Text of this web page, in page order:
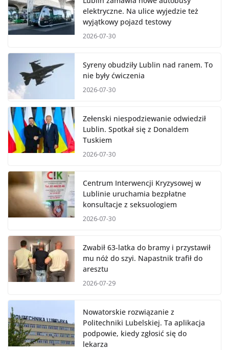
elektryczne. Na ulice wyjedzie też
wyjątkowy pojazd testowy
2026-07-30
Syreny obudziły Lublin nad ranem. To
nie były ćwiczenia
2026-07-30
Zełenski niespodziewanie odwiedził
Lublin. Spotkał się z Donaldem
Tuskiem
2026-07-30
Centrum Interwencji Kryzysowej w
Lublinie uruchamia bezpłatne
konsultacje z seksuologiem
2026-07-30
Zwabił 63-latka do bramy i przystawił
mu nóż do szyi. Napastnik trafił do
aresztu
2026-07-29
Nowatorskie rozwiązanie z
Politechniki Lubelskiej. Ta aplikacja
podpowie, kiedy zgłosić się do
lekarza